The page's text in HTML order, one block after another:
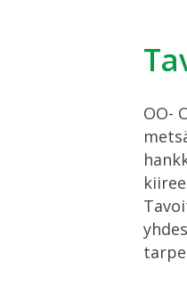
OO-